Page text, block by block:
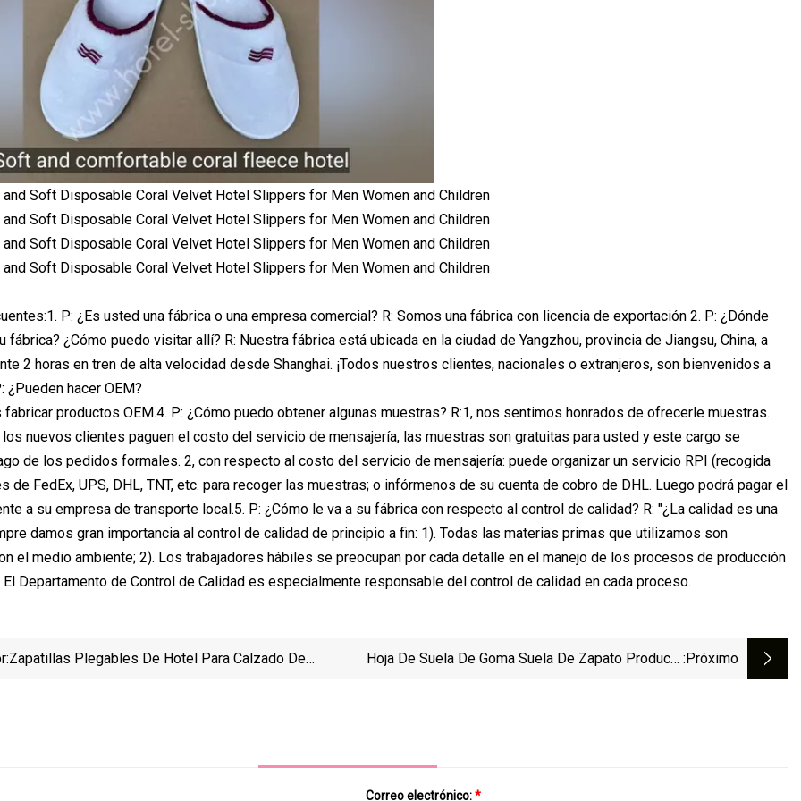
P: ¿Es usted una fábrica o una empresa comercial? R: Somos una fábrica con licencia de exportación 2. P: ¿Dónde
fábrica? ¿Cómo puedo visitar allí? R: Nuestra fábrica está ubicada en la ciudad de Yangzhou, provincia de Jiangsu, China, a
2 horas en tren de alta velocidad desde Shanghai. ¡Todos nuestros clientes, nacionales o extranjeros, son bienvenidos a
¿Pueden hacer OEM?
fabricar productos OEM.4. P: ¿Cómo puedo obtener algunas muestras? R:1, nos sentimos honrados de ofrecerle muestras.
nuevos clientes paguen el costo del servicio de mensajería, las muestras son gratuitas para usted y este cargo se
de los pedidos formales. 2, con respecto al costo del servicio de mensajería: puede organizar un servicio RPI (recogida
de FedEx, UPS, DHL, TNT, etc. para recoger las muestras; o infórmenos de su cuenta de cobro de DHL. Luego podrá pagar el
a su empresa de transporte local.5. P: ¿Cómo le va a su fábrica con respecto al control de calidad? R: "¿La calidad es una
damos gran importancia al control de calidad de principio a fin: 1). Todas las materias primas que utilizamos son
el medio ambiente; 2). Los trabajadores hábiles se preocupan por cada detalle en el manejo de los procesos de producción
El Departamento de Control de Calidad es especialmente responsable del control de calidad en cada proceso.
Zapatillas Plegables De Hotel Para Calzado De
Hoja De Suela De Goma Suela De Zapato Producto :próximo
Correo electrónico:*